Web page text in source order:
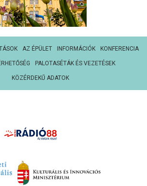
AZ ÉPÜLET INFORMÁCIÓK KONFERENCIA
PALOTASÉTÁK ÉS VEZETÉSEK
KÖZÉRDEKŰ ADATOK